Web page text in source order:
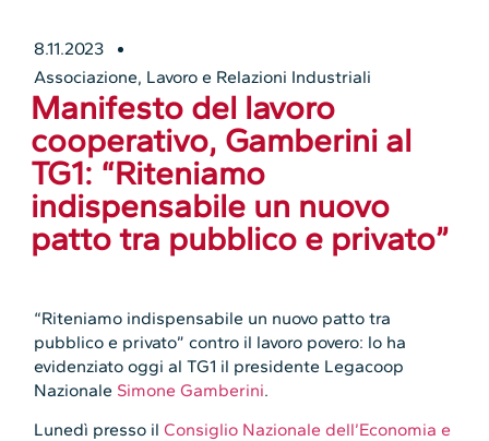
8.11.2023
Associazione, Lavoro e Relazioni Industriali
Manifesto del lavoro
cooperativo, Gamberini al
TG1: “Riteniamo
indispensabile un nuovo
patto tra pubblico e privato”
“Riteniamo indispensabile un nuovo patto tra
pubblico e privato” contro il lavoro povero: lo ha
evidenziato oggi al TG1 il presidente Legacoop
Nazionale Simone Gamberini.
Lunedì presso ilConsiglio Nazionale dell’Economia e